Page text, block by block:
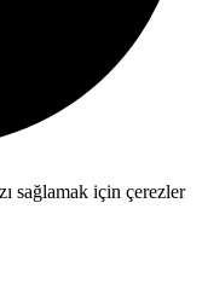
sağlamak için çerezler